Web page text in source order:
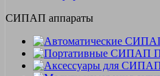
СИПАП аппараты